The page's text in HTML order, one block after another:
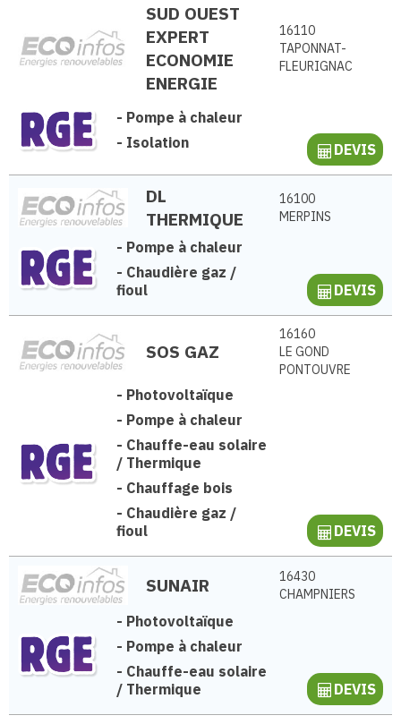
SUD OUEST
EXPERT
ECONOMIE
ENERGIE
16110
TAPONNAT-
FLEURIGNAC
- Pompe à chaleur
- Isolation DEVIS
DL
THERMIQUE
16100
MERPINS
- Pompe à chaleur
- Chaudière gaz /
fioul
DEVIS
SOS GAZ
16160
LE GOND
PONTOUVRE
- Photovoltaïque
- Pompe à chaleur
- Chauffe-eau solaire
/ Thermique
- Chauffage bois
- Chaudière gaz /
fioul
DEVIS
SUNAIR
16430
CHAMPNIERS
- Photovoltaïque
- Pompe à chaleur
- Chauffe-eau solaire
/ Thermique
DEVIS